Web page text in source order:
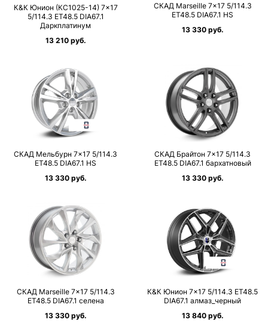
К&К Юнион (КС1025-14) 7×17
5/114.3 ET48.5 DIA67.1
Даркплатинум
13 210 руб.
СКАД Marseille 7×17 5/114.3
ET48.5 DIA67.1 HS
13 330 руб.
СКАД Мельбурн 7×17 5/114.3
ET48.5 DIA67.1 HS
13 330 руб.
СКАД Брайтон 7×17 5/114.3
ET48.5 DIA67.1 бархатновый
13 330 руб.
СКАД Marseille 7×17 5/114.3
ET48.5 DIA67.1 селена
13 330 руб.
К&К Юнион 7×17 5/114.3 ET48.5
DIA67.1 алмаз_черный
13 840 руб.